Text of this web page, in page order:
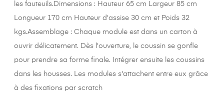
les fauteuils.Dimensions : Hauteur 65 cm Largeur 85 cm
Longueur 170 cm Hauteur d'assise 30 cm et Poids 32
kgs.Assemblage : Chaque module est dans un carton à
ouvrir délicatement. Dès l'ouverture, le coussin se gonfle
pour prendre sa forme finale. Intégrer ensuite les coussins
dans les housses. Les modules s'attachent entre eux grâce
à des fixations par scratch